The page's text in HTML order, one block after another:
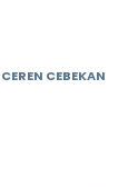
CEREN CEBEKAN